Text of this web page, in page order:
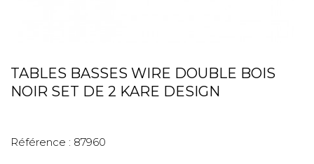
TABLES BASSES WIRE DOUBLE BOIS
NOIR SET DE 2 KARE DESIGN
Référence : 87960